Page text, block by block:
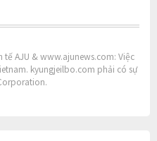
AJU & www.ajunews.com: Việc
kyungjeilbo.com phải có sự